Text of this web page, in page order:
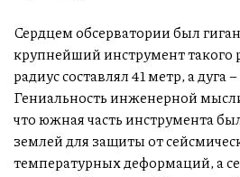
Сердцем обсерватории был
крупнейший инструмент такого
радиус составлял 41 метр, а дуга
Гениальность инженерной
что южная часть инструмента
землей для защиты от
температурных деформаций, а